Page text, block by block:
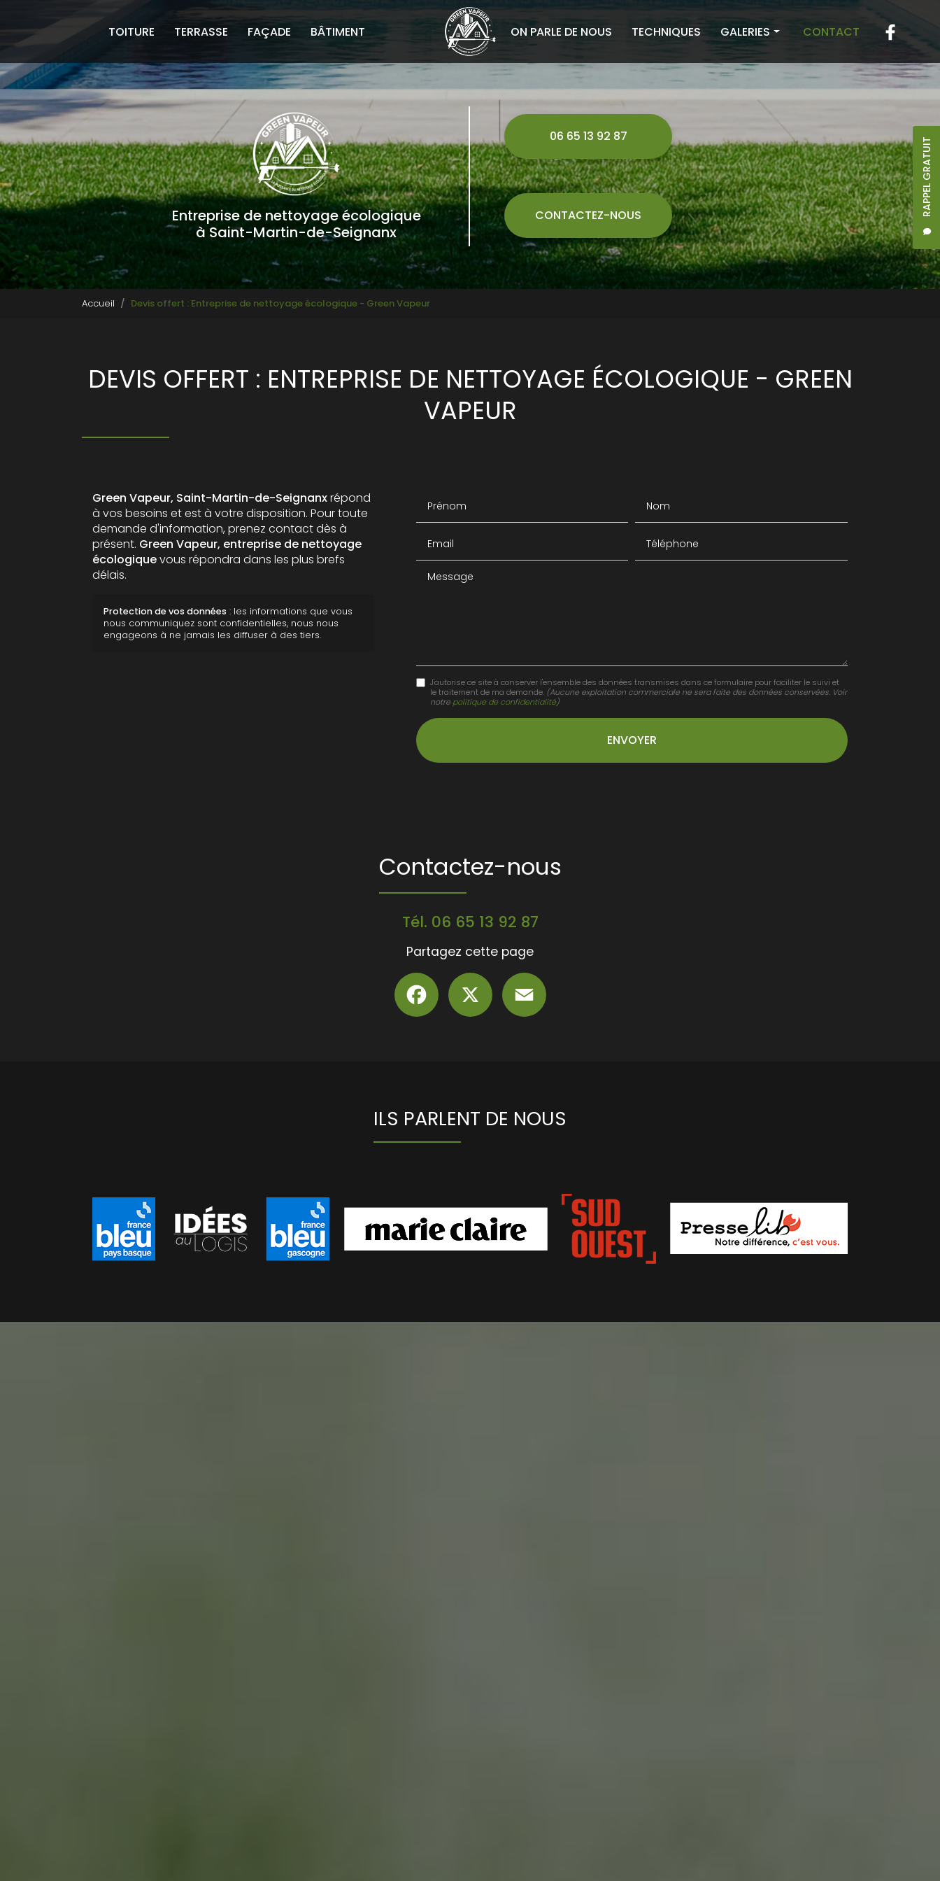
contenu
RAPPEL GRATUIT
TOITURE
TERRASSE FAÇADE BÂTIMENT ON PARLE DE NOUS TECHNIQUES GALERIES
Toiture
CONTACT
Entreprise de nettoyage écologique
à Saint-Martin-de-Seignanx
06 65 13 92 87
CONTACTEZ-NOUS
Accueil Devis offert : Entreprise de nettoyage écologique - Green Vapeur
DEVIS OFFERT : ENTREPRISE DE NETTOYAGE ÉCOLOGIQUE - GREEN
VAPEUR
Green Vapeur, Saint-Martin-de-Seignanxrépond
à vos besoins et est à votre disposition. Pour toute
demande d'information, prenez contact dès à
présent. Green Vapeur, entreprise de nettoyage
écologiquevous répondra dans les plus brefs
délais.
Protection de vos données : les informations que vous
nous communiquez sont confidentielles, nous nous
engageons à ne jamais les diffuser à des tiers.
Message :
J'autorise ce site à conserver l'ensemble des données transmises dans ce formulaire pour faciliter le suivi et
le traitement de ma demande. (Aucune exploitation commerciale ne sera faite des données conservées. Voir
notre politique de confidentialité)
Contactez-nous
Tél. 06 65 13 92 87
Partagez cette page
Facebook
ILS PARLENT DE NOUS